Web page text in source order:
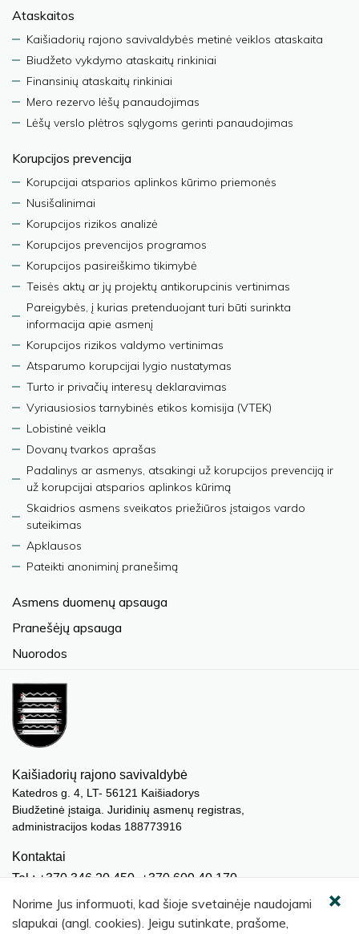
Ataskaitos
Kaišiadorių rajono savivaldybės metinė veiklos ataskaita
Biudžeto vykdymo ataskaitų rinkiniai
Finansinių ataskaitų rinkiniai
Mero rezervo lėšų panaudojimas
Lėšų verslo plėtros sąlygoms gerinti panaudojimas
Korupcijos prevencija
Korupcijai atsparios aplinkos kūrimo priemonės
Nusišalinimai
Korupcijos rizikos analizė
Korupcijos prevencijos programos
Korupcijos pasireiškimo tikimybė
Teisės aktų ar jų projektų antikorupcinis vertinimas
Pareigybės, į kurias pretenduojant turi būti surinkta
informacija apie asmenį
Korupcijos rizikos valdymo vertinimas
Atsparumo korupcijai lygio nustatymas
Turto ir privačių interesų deklaravimas
Vyriausiosios tarnybinės etikos komisija (VTEK)
Lobistinė veikla
Dovanų tvarkos aprašas
Padalinys ar asmenys, atsakingi už korupcijos prevenciją ir
už korupcijai atsparios aplinkos kūrimą
Skaidrios asmens sveikatos priežiūros įstaigos vardo
suteikimas
Apklausos
Pateikti anoniminį pranešimą
Asmens duomenų apsauga
Pranešėjų apsauga
Nuorodos
Kaišiadorių rajono savivaldybė
Katedros g. 4, LT- 56121 Kaišiadorys
Biudžetinė įstaiga. Juridinių asmenų registras,
administracijos kodas 188773916
Kontaktai
Tel.: +370 346 20 450, +370 609 40 170
El. paštas.: meras@kaisiadorys.lt
dokumentai@kaisiadorys.lt
Norime Jus informuoti, kad šioje svetainėje naudojami
slapukai (angl. cookies). Jeigu sutinkate, prašome,